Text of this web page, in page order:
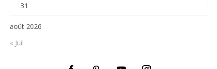
août 2026
31
« Juil